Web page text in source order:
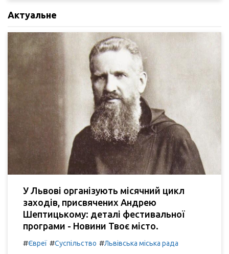
Актуальне
У Львові організують місячний цикл
заходів, присвячених Андрею
Шептицькому: деталі фестивальної
програми - Новини Твоє місто.
#Євреї #Суспільство #Львівська міська рада